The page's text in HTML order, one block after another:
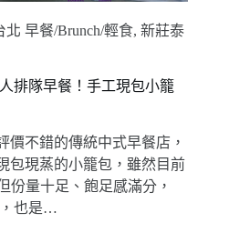
北 早餐/Brunch/輕食, 新莊泰
排隊早餐！手工現包小籠
價不錯的傳統中式早餐店，
包現蒸的小籠包，雖然目前
份量十足、飽足感滿分，
，也是…